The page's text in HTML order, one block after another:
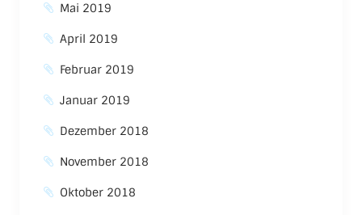
Mai 2019
April 2019
Februar 2019
Januar 2019
Dezember 2018
November 2018
Oktober 2018